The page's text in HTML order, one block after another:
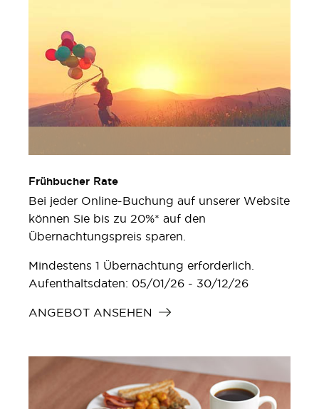
Frühbucher Rate
Bei jeder Online-Buchung auf unserer Website
können Sie bis zu 20%* auf den
Übernachtungspreis sparen.
Mindestens 1 Übernachtung erforderlich.
Aufenthaltsdaten: 05/01/26 - 30/12/26
ANGEBOT ANSEHEN